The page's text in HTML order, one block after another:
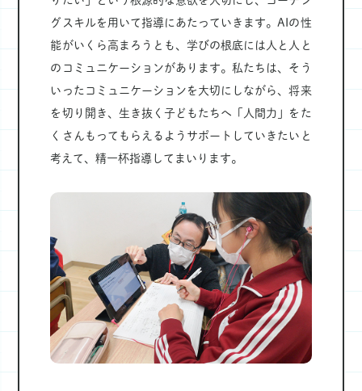
グスキルを用いて指導にあたっていきます。AIの性
能がいくら高まろうとも、学びの根底には人と人と
のコミュニケーションがあります。私たちは、そう
いったコミュニケーションを大切にしながら、将来
を切り開き、生き抜く子どもたちへ「人間力」をた
くさんもってもらえるようサポートしていきたいと
考えて、精一杯指導してまいります。